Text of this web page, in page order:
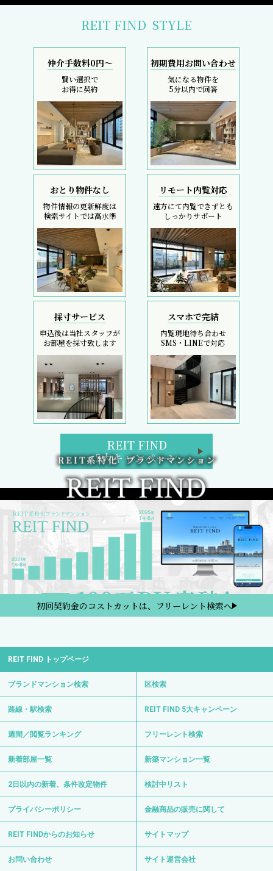
REIT FIND STYLE
仲介手数料0円～
賢い選択で
お得に契約
初期費用お問い合わせ
気になる物件を
5分以内で回答
おとり物件なし
物件情報の更新鮮度は
検索サイトでは高水準
リモート内覧対応
遠方にて内覧できずとも
しっかりサポート
採寸サービス
申込後は当社スタッフが
お部屋を採寸致します
スマホで完結
内覧現地待ち合わせ
SMS・LINEで対応
REIT FIND
5大キャンペーン
初回契約金のコストカットは、フリーレント検索へ
REIT FIND トップページ
ブランドマンション検索 区検索
路線・駅検索 REIT FIND 5大キャンペーン
週間／閲覧ランキング フリーレント検索
新着部屋一覧 新築マンション一覧
2日以内の新着、条件改定物件 検討中リスト
プライバシーポリシー 金融商品の販売に関して
REIT FINDからのお知らせ サイトマップ
お問い合わせ サイト運営会社